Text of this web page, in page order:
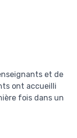
et de
ont accueilli
fois dans un